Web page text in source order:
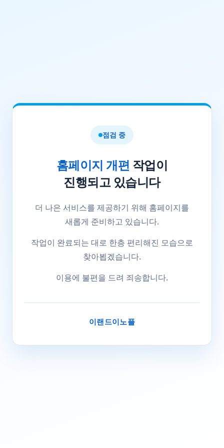
점검 중
홈페이지 개편 작업이
진행되고 있습니다
더 나은 서비스를 제공하기 위해 홈페이지를
새롭게 준비하고 있습니다.
작업이 완료되는 대로 한층 편리해진 모습으로
찾아뵙겠습니다.
이용에 불편을 드려 죄송합니다.
이랜드이노플